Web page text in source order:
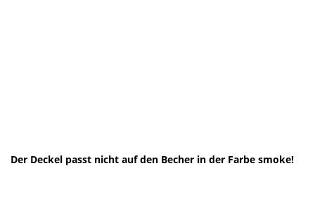
Der Deckel passt nicht auf den Becher in der Farbe smoke!